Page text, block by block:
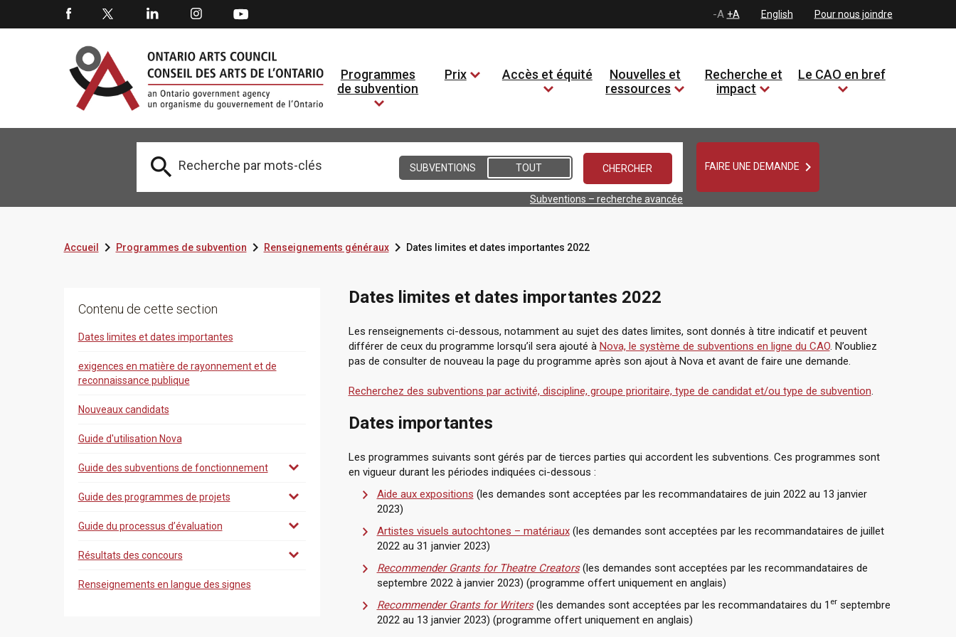
-A +A English Pour nous joindre
Programmes
de subvention
Prix Accès et équité
Nouvelles et
ressources
Recherche et
impact
Le CAO en bref
 SUBVENTIONS TOUT
Subventions – recherche avancée
FAIRE UNE DEMANDE 
Accueil Programmes de subventionRenseignements généraux Dates limites et dates importantes 2022
Contenu de cette section
Dates limites et dates importantes
exigences en matière de rayonnement et de
reconnaissance publique
Nouveaux candidats
Guide d'utilisation Nova
Guide des subventions de fonctionnement
Guide des programmes de projets
Guide du processus d’évaluation
Résultats des concours
Renseignements en langue des signes
Dates limites et dates importantes 2022
Les renseignements ci-dessous, notamment au sujet des dates limites, sont donnés à titre indicatif et peuvent
différer de ceux du programme lorsqu’il sera ajouté à Nova, le système de subventions en ligne du CAO. N’oubliez
pas de consulter de nouveau la page du programme après son ajout à Nova et avant de faire une demande.
Recherchez des subventions par activité, discipline, groupe prioritaire, type de candidat et/ou type de subvention.
Dates importantes
Les programmes suivants sont gérés par de tierces parties qui accordent les subventions. Ces programmes sont
en vigueur durant les périodes indiquées ci-dessous :
Aide aux expositions (les demandes sont acceptées par les recommandataires de juin 2022 au 13 janvier
2023)
Artistes visuels autochtones – matériaux(les demandes sont acceptées par les recommandataires de juillet
2022 au 31 janvier 2023)
Recommender Grants for Theatre Creators(les demandes sont acceptées par les recommandataires de
septembre 2022 à janvier 2023) (programme offert uniquement en anglais)
Recommender Grants for Writers(les demandes sont acceptées par les recommandataires du 1 erseptembre
2022 au 13 janvier 2023) (programme offert uniquement en anglais)